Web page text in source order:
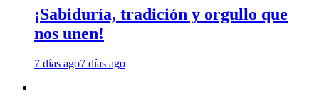
¡Sabiduría, tradición y orgullo que
nos unen!
7 días ago7 días ago